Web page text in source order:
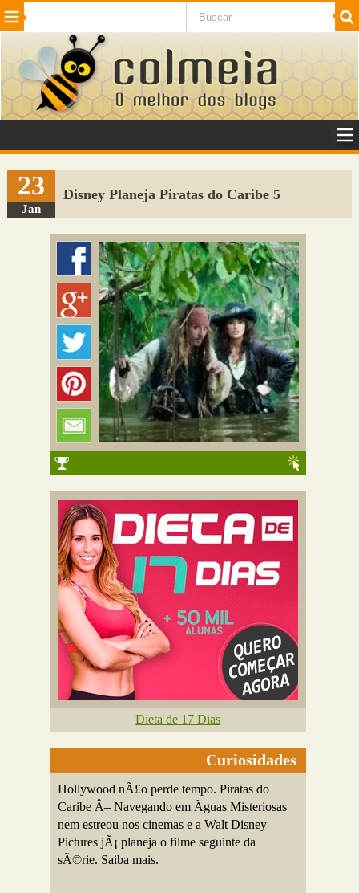
Beleza Cinema e TV
Internet Jogos NotÃ­cias SaÃºde
VeÃ­culos Adulto
Sugerir Link
Adicionar Blog
Colmeia Exchange
Perguntas Frequentes
23
Jan
Disney Planeja Piratas do Caribe 5
Dieta de 17 Dias
Curiosidades
Hollywood nÃ£o perde tempo. Piratas do
Caribe Â– Navegando em Ãguas Misteriosas
nem estreou nos cinemas e a Walt Disney
Pictures jÃ¡ planeja o filme seguinte da
sÃ©rie. Saiba mais.